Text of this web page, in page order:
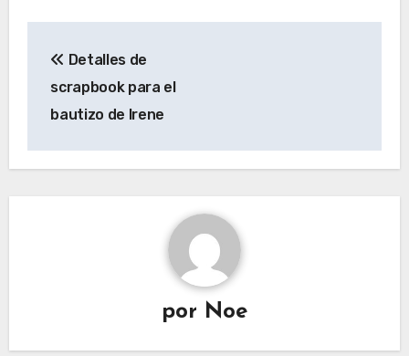
de
entradas
Detalles de
scrapbook para el
bautizo de Irene
por Noe